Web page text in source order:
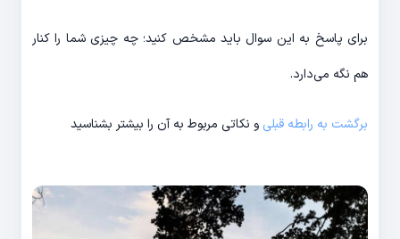
برای پاسخ به این سوال باید مشخص کنید؛ چه چیزی شما را کنار
هم نگه می‌دارد.
برگشت به رابطه قبلی و نکاتی مربوط به آن را بیشتر بشناسید